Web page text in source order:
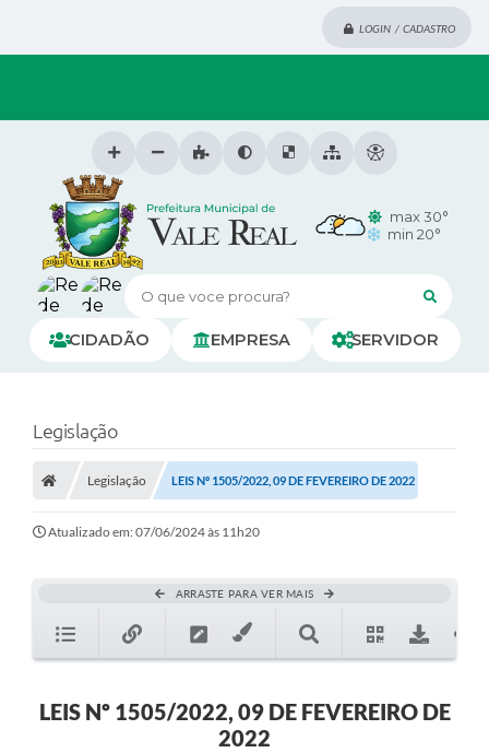
LOGIN / CADASTRO
O que voce procura?
CIDADÃO EMPRESA SERVIDOR
max 30°
min 20°
Legislação
Legislação LEIS Nº 1505/2022, 09 DE FEVEREIRO DE 2022
Atualizado em: 07/06/2024 às 11h20
ARRASTE PARA VER MAIS
LEIS Nº 1505/2022, 09 DE FEVEREIRO DE
2022